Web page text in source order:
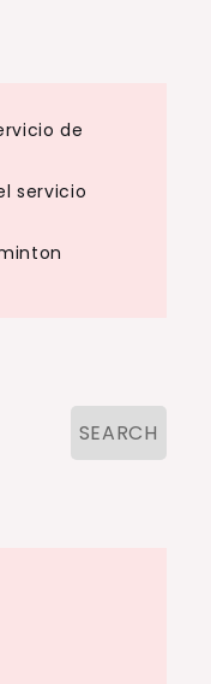
de
servicio